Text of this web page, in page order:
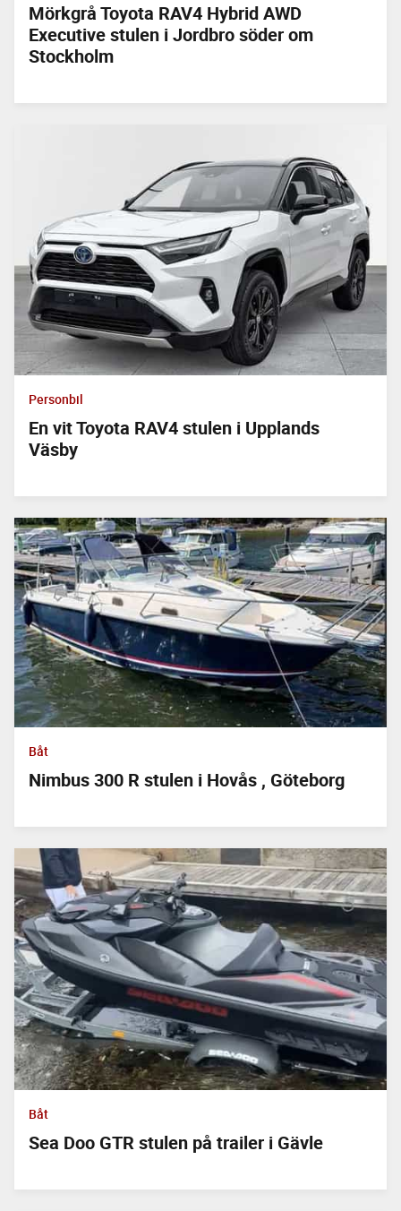
Mörkgrå Toyota RAV4 Hybrid AWD
Executive stulen i Jordbro söder om
Stockholm
Personbil
En vit Toyota RAV4 stulen i Upplands
Väsby
Båt
Nimbus 300 R stulen i Hovås , Göteborg
Båt
Sea Doo GTR stulen på trailer i Gävle